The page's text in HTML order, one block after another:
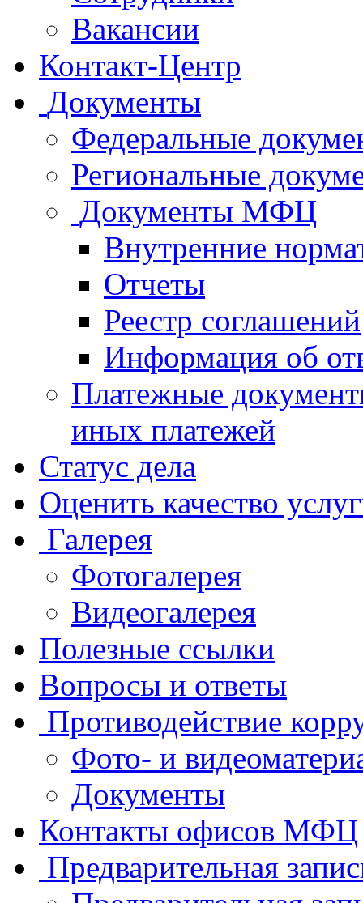
Вакансии
Контакт-Центр
Документы
Федеральные
Региональные
Документы МФЦ
Внутренние
Отчеты
Реестр соглашений
Информация об
Платежные
иных платежей
Статус дела
Оценить качество
Галерея
Фотогалерея
Видеогалерея
Полезные ссылки
Вопросы и ответы
Противодействие
Фото- и
Документы
Контакты офисов МФЦ
Предварительная